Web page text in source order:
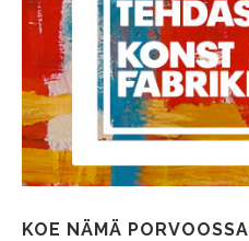
KOE NÄMÄ PORVOOSSA